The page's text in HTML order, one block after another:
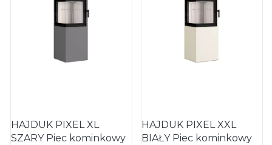
HAJDUK PIXEL XL
SZARY Piec kominkowy
HAJDUK PIXEL XXL
BIAŁY Piec kominkowy